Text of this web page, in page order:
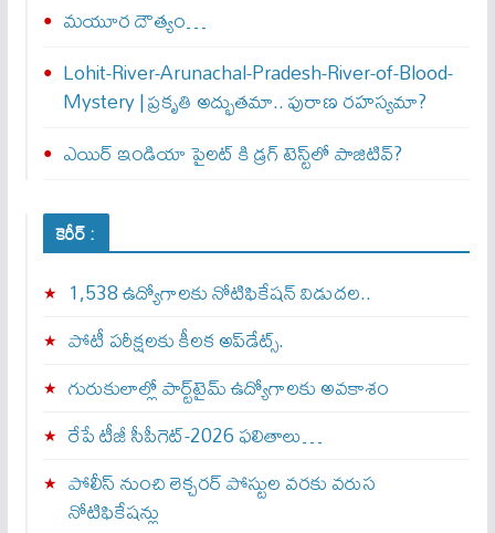
మయూర దౌత్యం…
Lohit-River-Arunachal-Pradesh-River-of-Blood-
Mystery | ప్రకృతి అద్భుతమా.. పురాణ రహస్యమా?
ఎయిర్‌ ఇండియా పైలట్‌ కి డ్రగ్‌ టెస్ట్‌లో పాజిటివ్‌?
కెరీర్ :
1,538 ఉద్యోగాలకు నోటిఫికేషన్ విడుదల..
పోటీ పరీక్షలకు కీలక అప్‌డేట్స్.
గురుకులాల్లో పార్ట్‌టైమ్ ఉద్యోగాలకు అవకాశం
రేపే టీజీ సీపీగెట్‌-2026 ఫలితాలు…
పోలీస్ నుంచి లెక్చరర్ పోస్టుల వరకు వరుస
నోటిఫికేషన్లు